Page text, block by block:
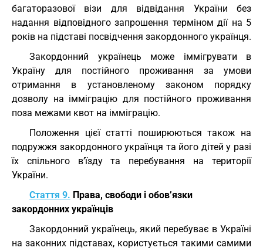
багаторазової візи для відвідання України без
надання відповідного запрошення терміном дії на 5
років на підставі посвідчення закордонного українця.
Закордонний українець може іммігрувати в
Україну для постійного проживання за умови
отримання в установленому законом порядку
дозволу на імміграцію для постійного проживання
поза межами квот на імміграцію.
Положення цієї статті поширюються також на
подружжя закордонного українця та його дітей у разі
їх спільного в’їзду та перебування на території
України.
Стаття 9. Права, свободи і обов’язки
закордонних українців
Закордонний українець, який перебуває в Україні
на законних підставах, користується такими самими